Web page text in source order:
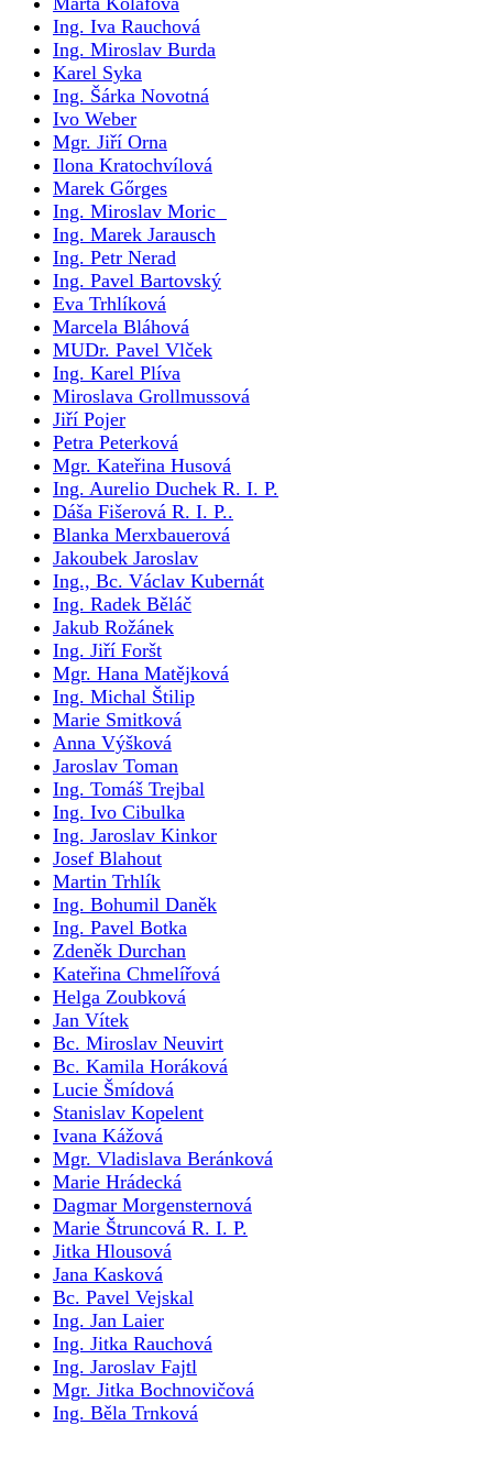
Ing. Iva Rauchová
Ing. Miroslav Burda
Karel Syka
Ing. Šárka Novotná
Ivo Weber
Mgr. Jiří Orna
Ilona Kratochvílová
Marek Gőrges
Ing. Miroslav Moric
Ing. Marek Jarausch
Ing. Petr Nerad
Ing. Pavel Bartovský
Eva Trhlíková
Marcela Bláhová
MUDr. Pavel Vlček
Ing. Karel Plíva
Miroslava Grollmussová
Jiří Pojer
Petra Peterková
Mgr. Kateřina Husová
Ing. Aurelio Duchek R. I. P.
Dáša Fišerová R. I. P..
Blanka Merxbauerová
Jakoubek Jaroslav
Ing., Bc. Václav Kubernát
Ing. Radek Běláč
Jakub Rožánek
Ing. Jiří Foršt
Mgr. Hana Matějková
Ing. Michal Štilip
Marie Smitková
Anna Výšková
Jaroslav Toman
Ing. Tomáš Trejbal
Ing. Ivo Cibulka
Ing. Jaroslav Kinkor
Josef Blahout
Martin Trhlík
Ing. Bohumil Daněk
Ing. Pavel Botka
Zdeněk Durchan
Kateřina Chmelířová
Helga Zoubková
Jan Vítek
Bc. Miroslav Neuvirt
Bc. Kamila Horáková
Lucie Šmídová
Stanislav Kopelent
Ivana Kážová
Mgr. Vladislava Beránková
Marie Hrádecká
Dagmar Morgensternová
Marie Štruncová R. I. P.
Jitka Hlousová
Jana Kasková
Bc. Pavel Vejskal
Ing. Jan Laier
Ing. Jitka Rauchová
Ing. Jaroslav Fajtl
Mgr. Jitka Bochnovičová
Ing. Běla Trnková